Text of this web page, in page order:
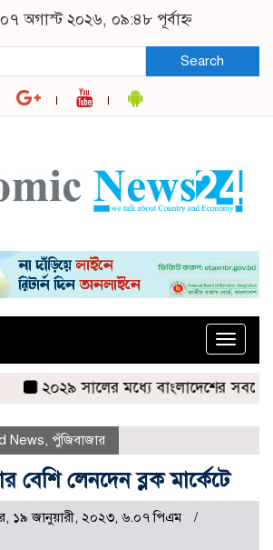
অগাস্ট ২০২৬, ০৯:৪৮ পূর্বাহ্ন
Search
Toggle
২০২৯ সালের মধ্যে বাংলাদেশের সবচেয়ে
News পুঁজিবাজার
বেশি লেনদেন ব্লক মার্কেটে
১৯ জানুয়ারী, ২০২৩, ৬.০৭ পিএম